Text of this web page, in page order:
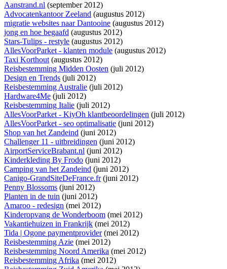
Aanstrand.nl (september 2012)
Advocatenkantoor Zeeland (augustus 2012)
migratie websites naar Dantooine (augustus 2012)
jong en hoe begaafd (augustus 2012)
Stars-Tulips - restyle (augustus 2012)
AllesVoorParket - klanten module (augustus 2012)
Taxi Korthout(augustus 2012)
Reisbestemming Midden Oosten (juli 2012)
Design en Trends (juli 2012)
Reisbestemming Australie (juli 2012)
Hardware4Me (juli 2012)
Reisbestemming Italie (juli 2012)
AllesVoorParket - KiyOh klantbeoordelingen (juli 2012)
AllesVoorParket - seo optimalisatie (juni 2012)
Shop van het Zandeind (juni 2012)
Challenger 11 - uitbreidingen (juni 2012)
AirportServiceBrabant.nl (juni 2012)
Kinderkleding By Frodo (juni 2012)
Camping van het Zandeind (juni 2012)
Canigo-GrandSiteDeFrance.fr(juni 2012)
Penny Blossoms (juni 2012)
Planten in de tuin (juni 2012)
Amaroo - redesign (mei 2012)
Kinderopvang de Wonderboom (mei 2012)
Vakantiehuizen in Frankrijk (mei 2012)
Tida | Ogone paymentprovider(mei 2012)
Reisbestemming Azie (mei 2012)
Reisbestemming Noord Amerika (mei 2012)
Reisbestemming Afrika (mei 2012)